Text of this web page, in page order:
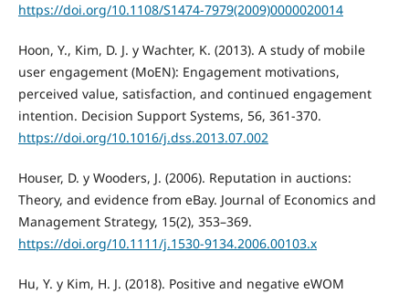
https://doi.org/10.1108/S1474-7979(2009)0000020014
Hoon, Y., Kim, D. J. y Wachter, K. (2013). A study of mobile
user engagement (MoEN): Engagement motivations,
perceived value, satisfaction, and continued engagement
intention. Decision Support Systems, 56, 361-370.
https://doi.org/10.1016/j.dss.2013.07.002
Houser, D. y Wooders, J. (2006). Reputation in auctions:
Theory, and evidence from eBay. Journal of Economics and
Management Strategy, 15(2), 353–369.
https://doi.org/10.1111/j.1530-9134.2006.00103.x
Hu, Y. y Kim, H. J. (2018). Positive and negative eWOM